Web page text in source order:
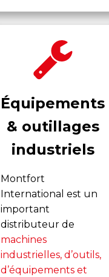
Équipements
& outillages
industriels
Montfort
International est un
important
distributeur de
machines
industrielles, d’outils,
d’équipements et